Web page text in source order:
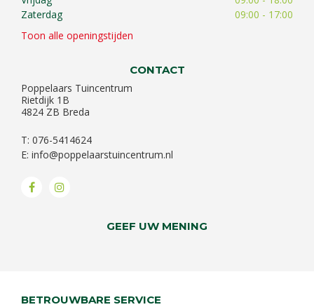
Zaterdag
09:00 - 17:00
Toon alle openingstijden
CONTACT
Poppelaars Tuincentrum
Rietdijk 1B
4824 ZB Breda
T: 076-5414624
E: info@poppelaarstuincentrum.nl
GEEF UW MENING
BETROUWBARE SERVICE